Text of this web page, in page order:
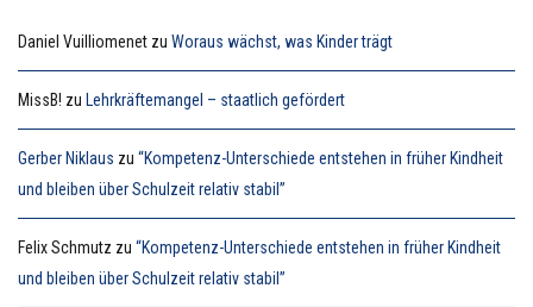
Daniel Vuilliomenet zu Woraus wächst, was Kinder trägt
MissB! zu Lehrkräftemangel – staatlich gefördert
Gerber Niklaus zu “Kompetenz-Unterschiede entstehen in früher Kindheit
und bleiben über Schulzeit relativ stabil”
Felix Schmutz zu “Kompetenz-Unterschiede entstehen in früher Kindheit
und bleiben über Schulzeit relativ stabil”